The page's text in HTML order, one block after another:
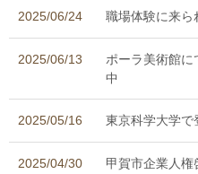
2025/06/24 職場体験に来ら
2025/06/13
ポーラ美術館
中
2025/05/16 東京科学大学で
2025/04/30
甲賀市企業人